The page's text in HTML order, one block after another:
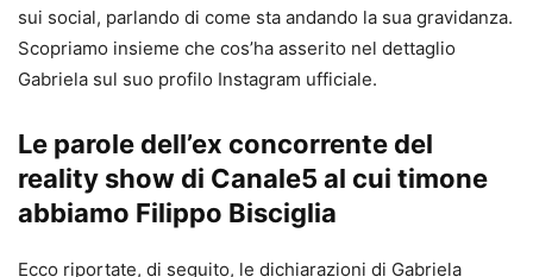
sui social, parlando di come sta andando la sua gravidanza.
Scopriamo insieme che cos’ha asserito nel dettaglio
Gabriela sul suo profilo Instagram ufficiale.
Le parole dell’ex concorrente del
reality show di Canale5 al cui timone
abbiamo Filippo Bisciglia
Ecco riportate, di seguito, le dichiarazioni di Gabriela